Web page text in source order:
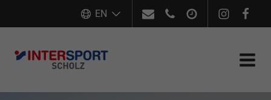
EN
office[at]intersport-scholz.at